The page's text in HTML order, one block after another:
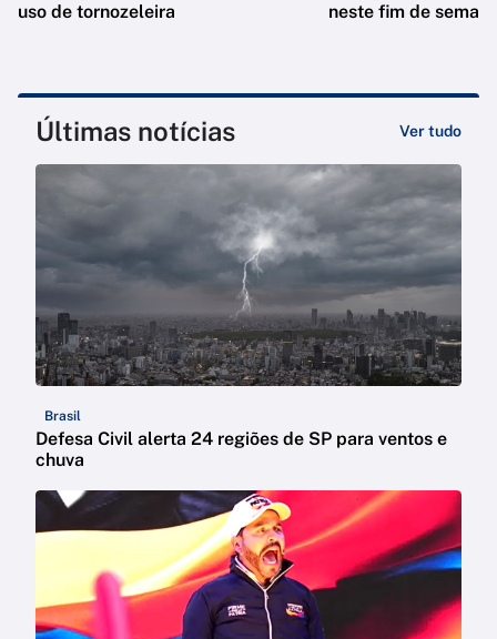
uso de tornozeleira
neste fim de
Últimas notícias Ver tudo
Brasil
Defesa Civil alerta 24 regiões de SP para ventos e
chuva